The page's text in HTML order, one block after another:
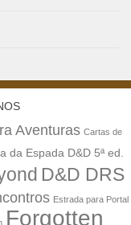
Aventuras Cartas de
da Espada D&D 5ª ed.
D&D DRS
Estrada para Portal
Forgotten